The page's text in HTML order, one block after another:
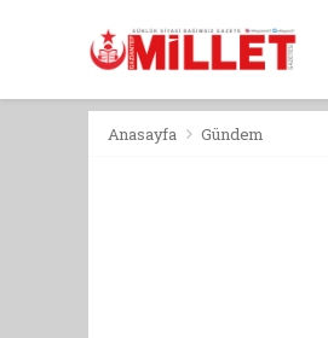
Anasayfa Gündem